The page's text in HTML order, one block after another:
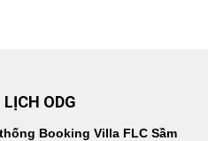
ODG
Booking Villa FLC Sầm